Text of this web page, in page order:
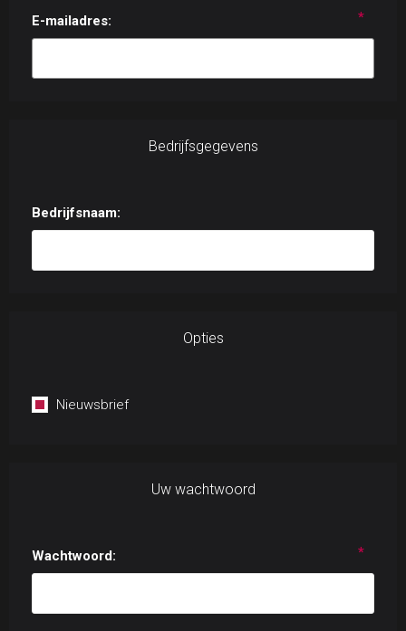
E-mailadres: *
Bedrijfsgegevens
Bedrijfsnaam:
Opties
Nieuwsbrief
Uw wachtwoord
Wachtwoord: *